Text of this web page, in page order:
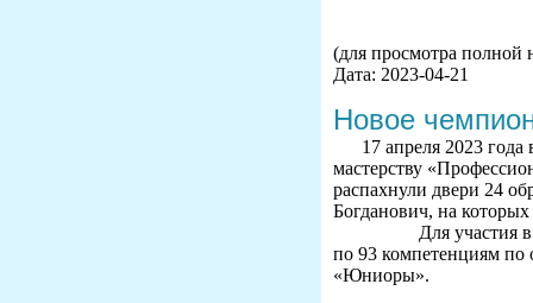
(для просмотра полной
Дата: 2023-04-21
Новое
17 апреля 2023
мастерству
распахнули двери 24
Богданович, на
Для участия в
по 93 компетенциям по
«Юниоры».